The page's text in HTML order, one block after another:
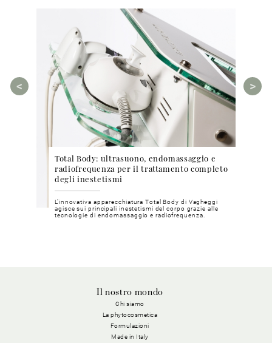
Total Body: ultrasuono, endomassaggio e
radiofrequenza per il trattamento completo
degli inestetismi
L’innovativa apparecchiatura Total Body di Vagheggi
agisce sui principali inestetismi del corpo grazie alle
tecnologie di endomassaggio e radiofrequenza.
Il nostro mondo
Chi siamo
La phytocosmetica
Formulazioni
Made in Italy